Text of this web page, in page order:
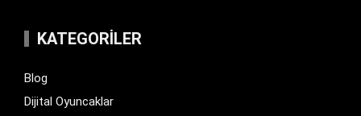
KATEGORILER
Blog
Dijital Oyuncaklar